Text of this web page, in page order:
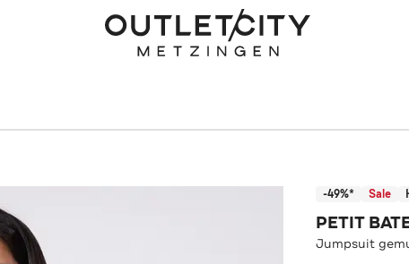
-49%* Sale
PETIT
Jumpsuit